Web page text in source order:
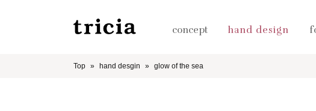
concept hand design
Top hand desgin glow of the sea